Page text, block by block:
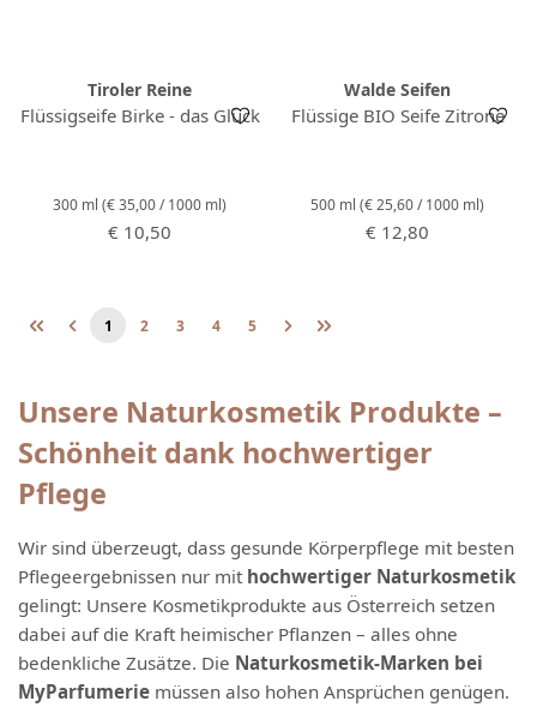
Tiroler Reine
Flüssigseife Birke - das Glück
300 ml (€ 35,00 / 1000 ml)
Regulärer Preis:
€ 10,50
Walde Seifen
Flüssige BIO Seife Zitrone
500 ml (€ 25,60 / 1000 ml)
Regulärer Preis:
€ 12,80
1
2
3
4
5
Unsere Naturkosmetik Produkte –
Schönheit dank hochwertiger
Pflege
Wir sind überzeugt, dass gesunde Körperpflege mit besten
Pflegeergebnissen nur mit hochwertiger Naturkosmetik
gelingt: Unsere Kosmetikprodukte aus Österreich setzen
dabei auf die Kraft heimischer Pflanzen – alles ohne
bedenkliche Zusätze. Die Naturkosmetik-Marken bei
MyParfumerie müssen also hohen Ansprüchen genügen.